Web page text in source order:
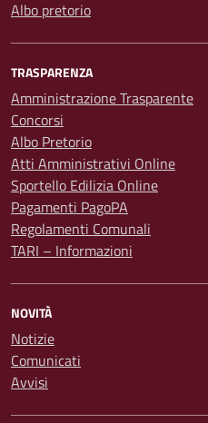
Albo pretorio
TRASPARENZA
Amministrazione Trasparente
Concorsi
Albo Pretorio
Atti Amministrativi Online
Sportello Edilizia Online
Pagamenti PagoPA
Regolamenti Comunali
TARI – Informazioni
NOVITÀ
Notizie
Comunicati
Avvisi